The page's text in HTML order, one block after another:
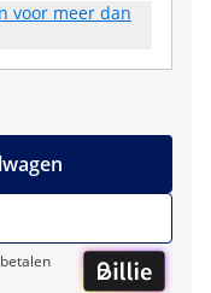
voor meer dan